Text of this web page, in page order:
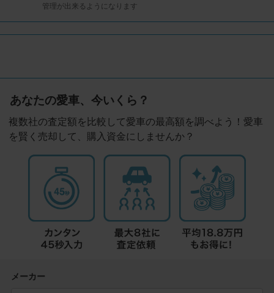
管理が出来るようになります
あなたの愛車、今いくら？
複数社の査定額を比較して愛車の最高額を調べよう！愛車
を賢く売却して、購入資金にしませんか？
メーカー